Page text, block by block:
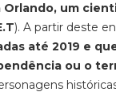
Orlando, um
). A partir deste
até 2019 e
ou o